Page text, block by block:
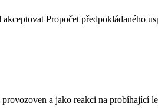
Propočet předpokládaného
a jako reakci na probíhající